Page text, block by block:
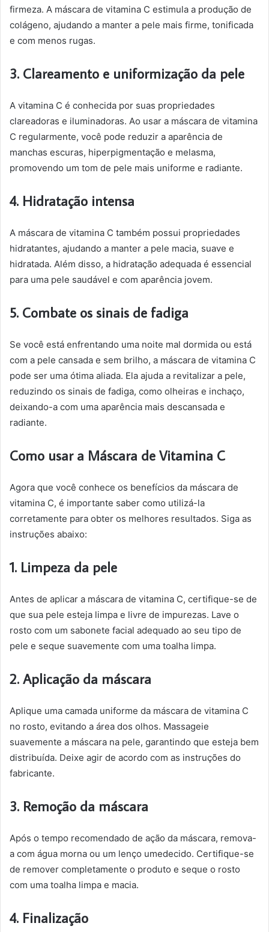
firmeza. A máscara de vitamina C estimula a produção de
colágeno, ajudando a manter a pele mais firme, tonificada
e com menos rugas.
3. Clareamento e uniformização da pele
A vitamina C é conhecida por suas propriedades
clareadoras e iluminadoras. Ao usar a máscara de vitamina
C regularmente, você pode reduzir a aparência de
manchas escuras, hiperpigmentação e melasma,
promovendo um tom de pele mais uniforme e radiante.
4. Hidratação intensa
A máscara de vitamina C também possui propriedades
hidratantes, ajudando a manter a pele macia, suave e
hidratada. Além disso, a hidratação adequada é essencial
para uma pele saudável e com aparência jovem.
5. Combate os sinais de fadiga
Se você está enfrentando uma noite mal dormida ou está
com a pele cansada e sem brilho, a máscara de vitamina C
pode ser uma ótima aliada. Ela ajuda a revitalizar a pele,
reduzindo os sinais de fadiga, como olheiras e inchaço,
deixando-a com uma aparência mais descansada e
radiante.
Como usar a Máscara de Vitamina C
Agora que você conhece os benefícios da máscara de
vitamina C, é importante saber como utilizá-la
corretamente para obter os melhores resultados. Siga as
instruções abaixo:
1. Limpeza da pele
Antes de aplicar a máscara de vitamina C, certifique-se de
que sua pele esteja limpa e livre de impurezas. Lave o
rosto com um sabonete facial adequado ao seu tipo de
pele e seque suavemente com uma toalha limpa.
2. Aplicação da máscara
Aplique uma camada uniforme da máscara de vitamina C
no rosto, evitando a área dos olhos. Massageie
suavemente a máscara na pele, garantindo que esteja bem
distribuída. Deixe agir de acordo com as instruções do
fabricante.
3. Remoção da máscara
Após o tempo recomendado de ação da máscara, remova-
a com água morna ou um lenço umedecido. Certifique-se
de remover completamente o produto e seque o rosto
com uma toalha limpa e macia.
4. Finalização